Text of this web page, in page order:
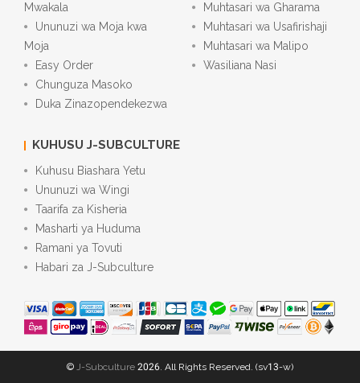
Mwakala
Ununuzi wa Moja kwa
Moja
Easy Order
Chunguza Masoko
Duka Zinazopendekezwa
Muhtasari wa Gharama
Muhtasari wa Usafirishaji
Muhtasari wa Malipo
Wasiliana Nasi
KUHUSU J-SUBCULTURE
Kuhusu Biashara Yetu
Ununuzi wa Wingi
Taarifa za Kisheria
Masharti ya Huduma
Ramani ya Tovuti
Habari za J-Subculture
© J-Subculture 2026. All Rights Reserved. (sv13-w)